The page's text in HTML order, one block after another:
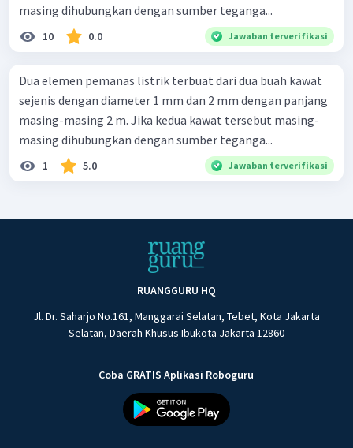
masing dihubungkan dengan sumber teganga...
10 0.0 Jawaban terverifikasi
Dua elemen pemanas listrik terbuat dari dua buah kawat
sejenis dengan diameter 1 mm dan 2 mm dengan panjang
masing-masing 2 m. Jika kedua kawat tersebut masing-
masing dihubungkan dengan sumber teganga...
1 5.0 Jawaban terverifikasi
RUANGGURU HQ
Jl. Dr. Saharjo No.161, Manggarai Selatan, Tebet, Kota Jakarta
Selatan, Daerah Khusus Ibukota Jakarta 12860
Coba GRATIS Aplikasi Roboguru